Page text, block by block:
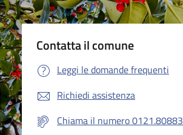
Contatta il comune
Leggi le domande frequenti
Richiedi assistenza
Chiama il numero